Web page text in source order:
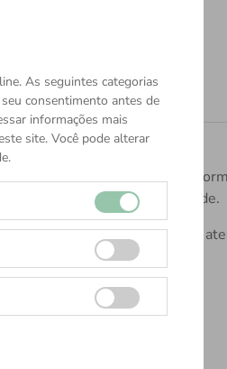
As seguintes categorias
consentimento antes de
informações mais
site. Você pode alterar
é uma bolsa de trabalho
externo garantem praticidade.
um verdadeiro artesanato e